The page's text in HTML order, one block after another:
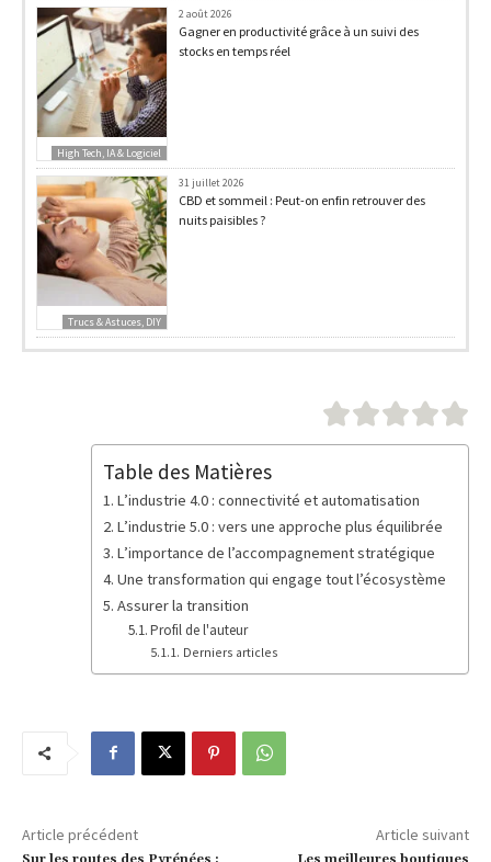
High Tech, IA & Logiciel
2 août 2026
Gagner en productivité grâce à un suivi des
stocks en temps réel
Trucs & Astuces, DIY
31 juillet 2026
CBD et sommeil : Peut-on enfin retrouver des
nuits paisibles ?
Table des Matières
L’industrie 4.0 : connectivité et automatisation
L’industrie 5.0 : vers une approche plus équilibrée
L’importance de l’accompagnement stratégique
Une transformation qui engage tout l’écosystème
Assurer la transition
Profil de l'auteur
Derniers articles
Article précédent Article suivant